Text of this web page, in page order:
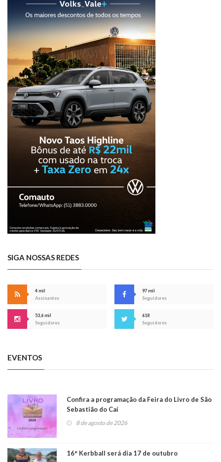
SIGA NOSSAS REDES
4 mil
Assinantes
97 mil
Seguidores
53,6 mil
Seguidores
618
Seguidores
EVENTOS
Confira a programação da Feira do Livro de São
Sebastião do Caí
8 de agosto de 2026
16° Kerbball será dia 17 de outubro